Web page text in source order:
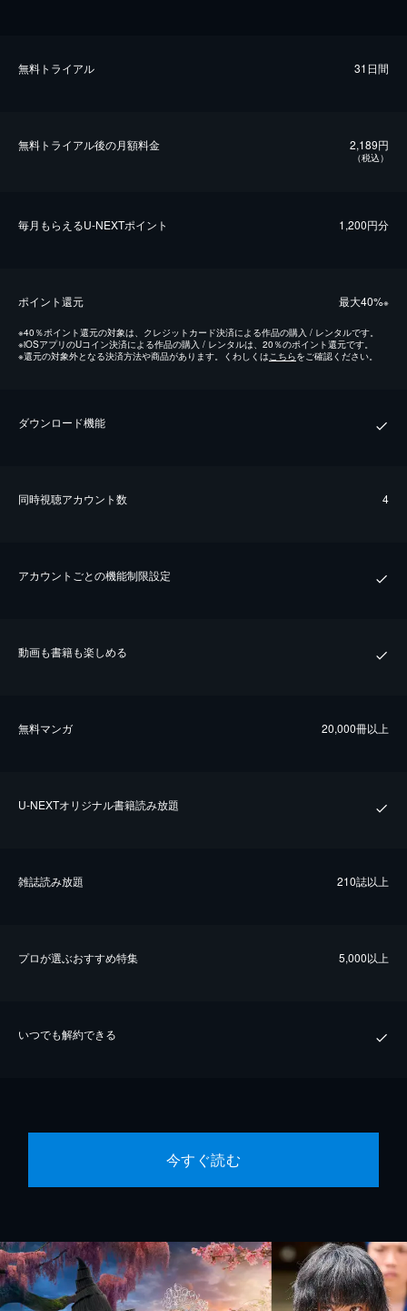
無料トライアル 31日間
無料トライアル後の⽉額料金 2,189円
（税込）
毎⽉もらえるU-NEXTポイント 1,200円分
ポイント還元 最⼤40%※
※40％ポイント還元の対象は、クレジットカード決済による作品の購入 / レンタルです。
※iOSアプリのUコイン決済による作品の購入 / レンタルは、20％のポイント還元です。
※還元の対象外となる決済方法や商品があります。くわしくは こちらをご確認ください。
ダウンロード機能
同時視聴アカウント数 4
アカウントごとの機能制限設定
動画も書籍も楽しめる
無料マンガ 20,000冊以上
U-NEXTオリジナル書籍読み放題
雑誌読み放題 210誌以上
プロが選ぶおすすめ特集 5,000以上
いつでも解約できる
今すぐ読む